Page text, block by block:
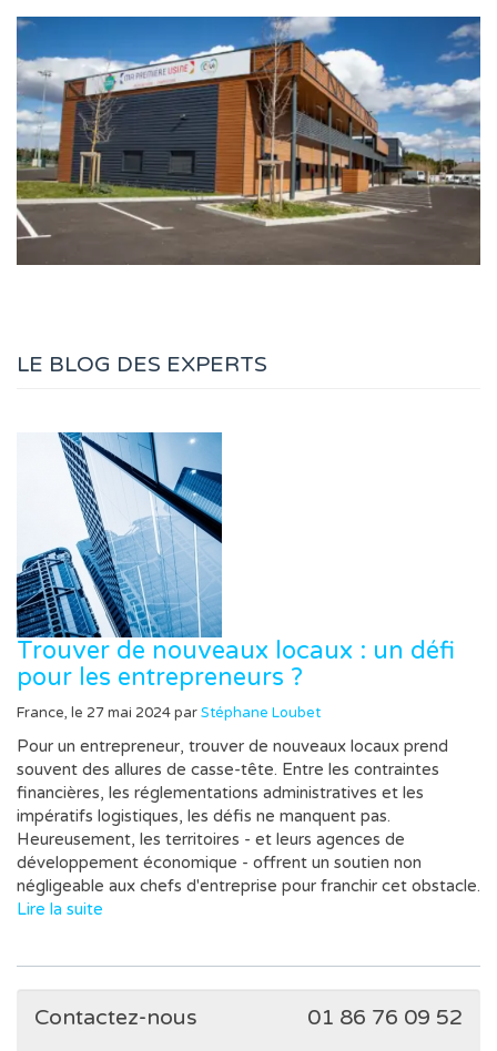
LE BLOG DES EXPERTS
Trouver de nouveaux locaux : un défi
pour les entrepreneurs ?
France, le 27 mai 2024 parStéphane Loubet
Pour un entrepreneur, trouver de nouveaux locaux prend
souvent des allures de casse-tête. Entre les contraintes
financières, les réglementations administratives et les
impératifs logistiques, les défis ne manquent pas.
Heureusement, les territoires - et leurs agences de
développement économique - offrent un soutien non
négligeable aux chefs d'entreprise pour franchir cet obstacle.
Lire la suite
Contactez-nous 01 86 76 09 52